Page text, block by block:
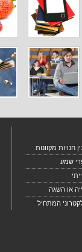
חנויות מקוונות
שמע
או השגה
המתחיל